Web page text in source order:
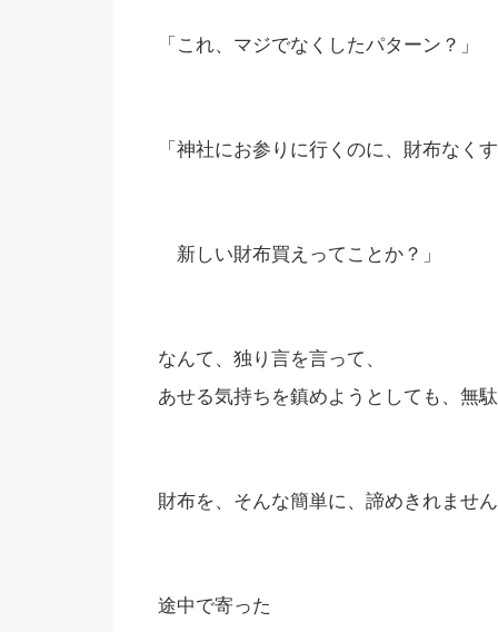
「これ、マジでなくしたパターン？」
「神社にお参りに行くのに、財布なく
新しい財布買えってことか？」
なんて、独り言を言って、
あせる気持ちを鎮めようとしても、無
財布を、そんな簡単に、諦めきれませ
途中で寄った